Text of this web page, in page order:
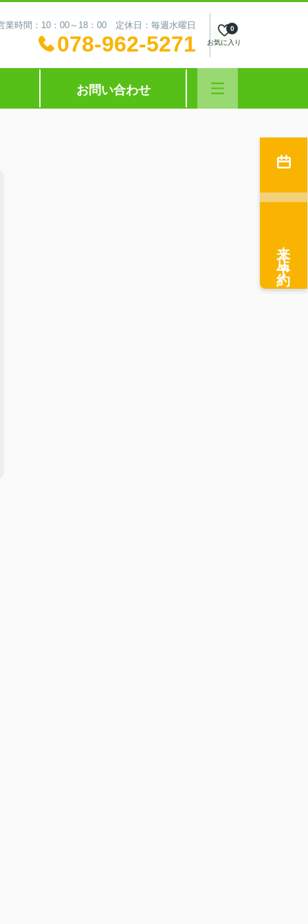
業時間：10：00～18：00 定休日：毎週水曜日
078-962-5271 お気に入り
0
お問い合わせ
来店予約